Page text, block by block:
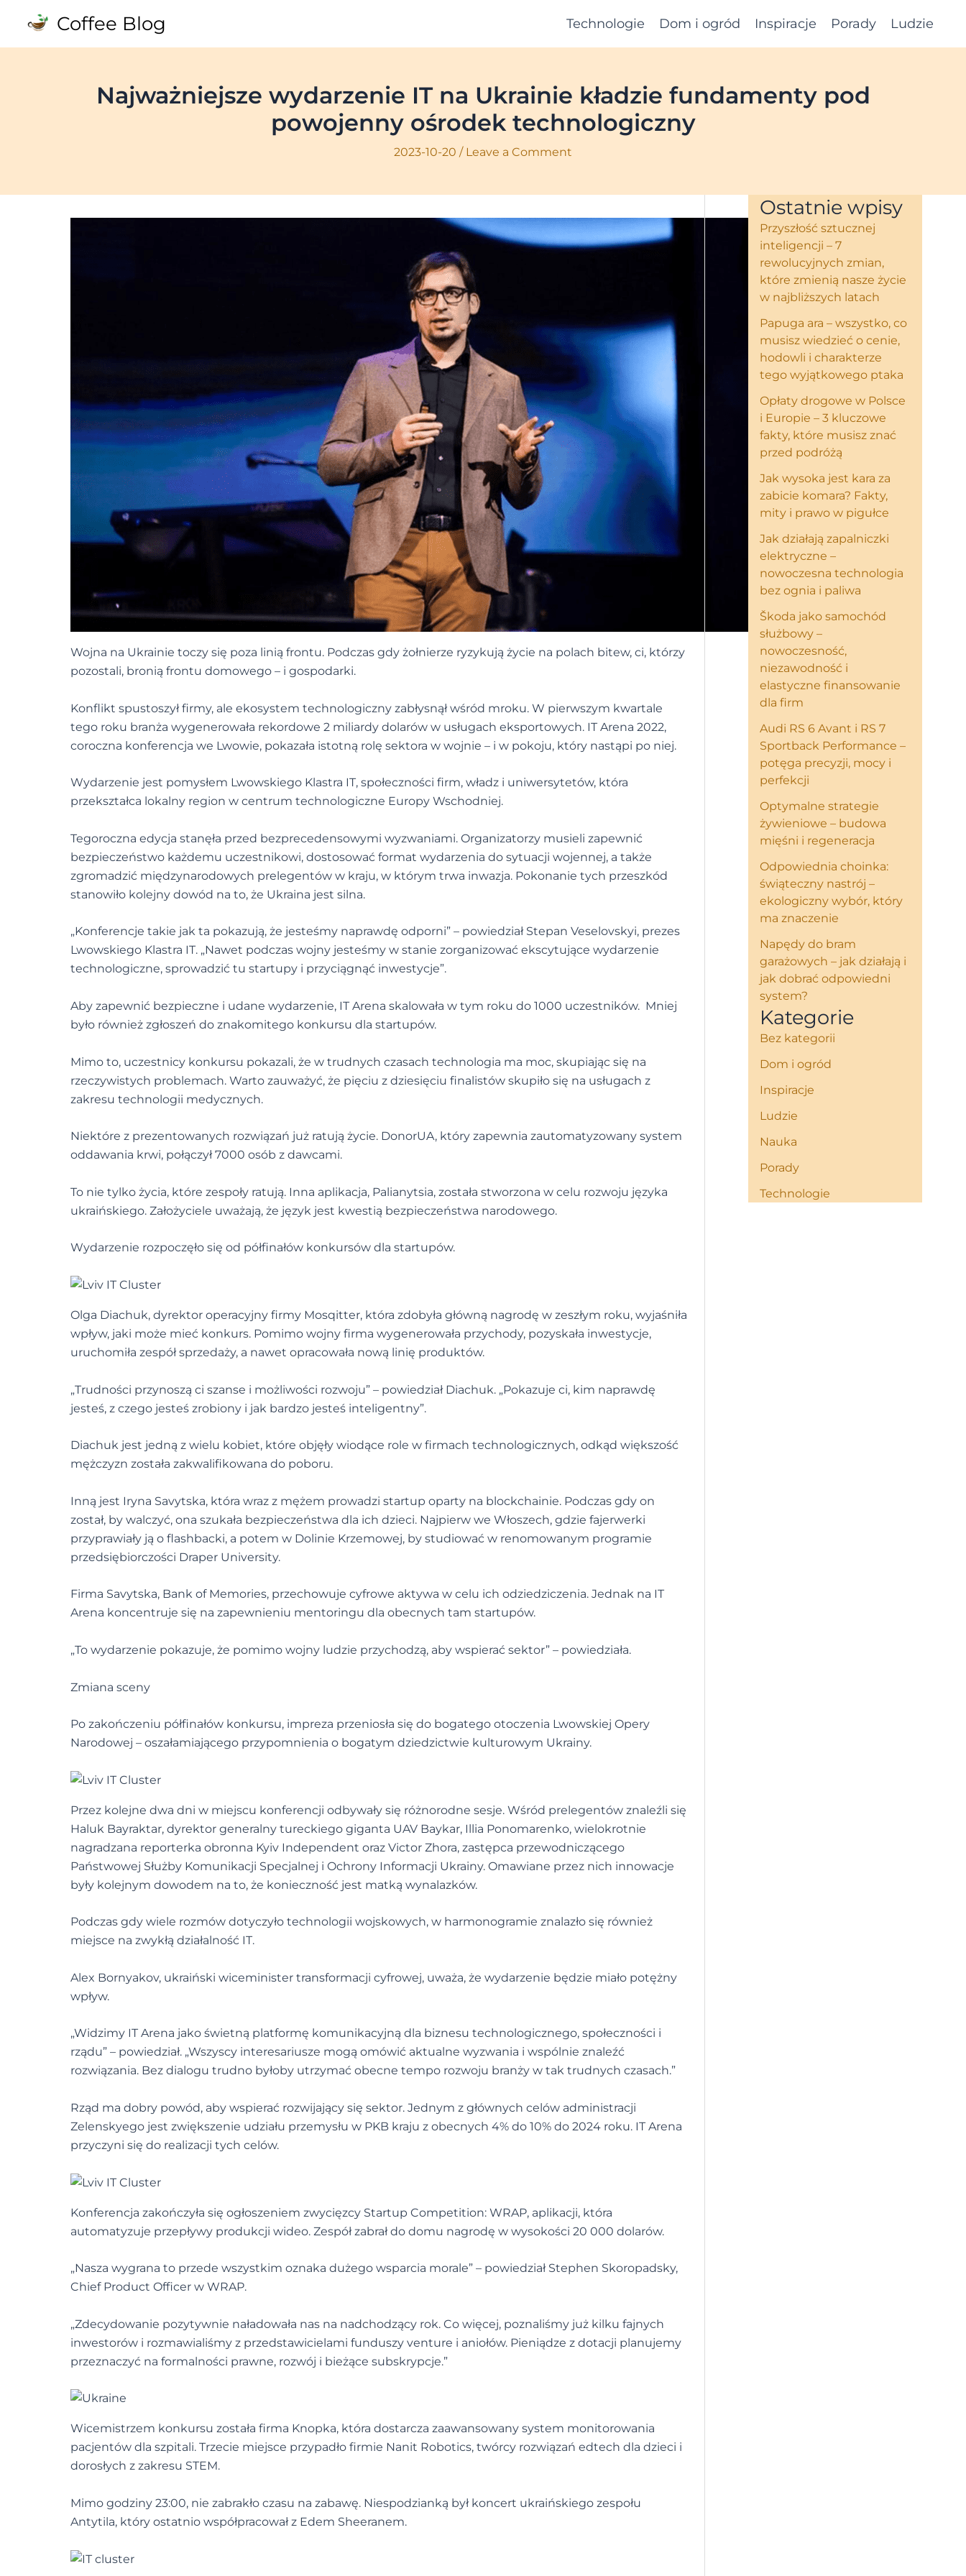
content
Coffee Blog Technologie Dom i ogród Inspiracje Porady Ludzie
Najważniejsze wydarzenie IT na Ukrainie kładzie fundamenty pod
powojenny ośrodek technologiczny
2023-10-20 / Leave a Comment
Wojna na Ukrainie toczy się poza linią frontu. Podczas gdy żołnierze ryzykują życie na polach bitew, ci, którzy
pozostali, bronią frontu domowego – i gospodarki.
Konflikt spustoszył firmy, ale ekosystem technologiczny zabłysnął wśród mroku. W pierwszym kwartale
tego roku branża wygenerowała rekordowe 2 miliardy dolarów w usługach eksportowych. IT Arena 2022,
coroczna konferencja we Lwowie, pokazała istotną rolę sektora w wojnie – i w pokoju, który nastąpi po niej.
Wydarzenie jest pomysłem Lwowskiego Klastra IT, społeczności firm, władz i uniwersytetów, która
przekształca lokalny region w centrum technologiczne Europy Wschodniej.
Tegoroczna edycja stanęła przed bezprecedensowymi wyzwaniami. Organizatorzy musieli zapewnić
bezpieczeństwo każdemu uczestnikowi, dostosować format wydarzenia do sytuacji wojennej, a także
zgromadzić międzynarodowych prelegentów w kraju, w którym trwa inwazja. Pokonanie tych przeszkód
stanowiło kolejny dowód na to, że Ukraina jest silna.
„Konferencje takie jak ta pokazują, że jesteśmy naprawdę odporni” – powiedział Stepan Veselovskyi, prezes
Lwowskiego Klastra IT. „Nawet podczas wojny jesteśmy w stanie zorganizować ekscytujące wydarzenie
technologiczne, sprowadzić tu startupy i przyciągnąć inwestycje”.
Aby zapewnić bezpieczne i udane wydarzenie, IT Arena skalowała w tym roku do 1000 uczestników. Mniej
było również zgłoszeń do znakomitego konkursu dla startupów.
Mimo to, uczestnicy konkursu pokazali, że w trudnych czasach technologia ma moc, skupiając się na
rzeczywistych problemach. Warto zauważyć, że pięciu z dziesięciu finalistów skupiło się na usługach z
zakresu technologii medycznych.
Niektóre z prezentowanych rozwiązań już ratują życie. DonorUA, który zapewnia zautomatyzowany system
oddawania krwi, połączył 7000 osób z dawcami.
To nie tylko życia, które zespoły ratują. Inna aplikacja, Palianytsia, została stworzona w celu rozwoju języka
ukraińskiego. Założyciele uważają, że język jest kwestią bezpieczeństwa narodowego.
Wydarzenie rozpoczęło się od półfinałów konkursów dla startupów.
Olga Diachuk, dyrektor operacyjny firmy Mosqitter, która zdobyła główną nagrodę w zeszłym roku, wyjaśniła
wpływ, jaki może mieć konkurs. Pomimo wojny firma wygenerowała przychody, pozyskała inwestycje,
uruchomiła zespół sprzedaży, a nawet opracowała nową linię produktów.
„Trudności przynoszą ci szanse i możliwości rozwoju” – powiedział Diachuk. „Pokazuje ci, kim naprawdę
jesteś, z czego jesteś zrobiony i jak bardzo jesteś inteligentny”.
Diachuk jest jedną z wielu kobiet, które objęły wiodące role w firmach technologicznych, odkąd większość
mężczyzn została zakwalifikowana do poboru.
Inną jest Iryna Savytska, która wraz z mężem prowadzi startup oparty na blockchainie. Podczas gdy on
został, by walczyć, ona szukała bezpieczeństwa dla ich dzieci. Najpierw we Włoszech, gdzie fajerwerki
przyprawiały ją o flashbacki, a potem w Dolinie Krzemowej, by studiować w renomowanym programie
przedsiębiorczości Draper University.
Firma Savytska, Bank of Memories, przechowuje cyfrowe aktywa w celu ich odziedziczenia. Jednak na IT
Arena koncentruje się na zapewnieniu mentoringu dla obecnych tam startupów.
„To wydarzenie pokazuje, że pomimo wojny ludzie przychodzą, aby wspierać sektor” – powiedziała.
Zmiana sceny
Po zakończeniu półfinałów konkursu, impreza przeniosła się do bogatego otoczenia Lwowskiej Opery
Narodowej – oszałamiającego przypomnienia o bogatym dziedzictwie kulturowym Ukrainy.
Przez kolejne dwa dni w miejscu konferencji odbywały się różnorodne sesje. Wśród prelegentów znaleźli się
Haluk Bayraktar, dyrektor generalny tureckiego giganta UAV Baykar, Illia Ponomarenko, wielokrotnie
nagradzana reporterka obronna Kyiv Independent oraz Victor Zhora, zastępca przewodniczącego
Państwowej Służby Komunikacji Specjalnej i Ochrony Informacji Ukrainy. Omawiane przez nich innowacje
były kolejnym dowodem na to, że konieczność jest matką wynalazków.
Podczas gdy wiele rozmów dotyczyło technologii wojskowych, w harmonogramie znalazło się również
miejsce na zwykłą działalność IT.
Alex Bornyakov, ukraiński wiceminister transformacji cyfrowej, uważa, że wydarzenie będzie miało potężny
wpływ.
„Widzimy IT Arena jako świetną platformę komunikacyjną dla biznesu technologicznego, społeczności i
rządu” – powiedział. „Wszyscy interesariusze mogą omówić aktualne wyzwania i wspólnie znaleźć
rozwiązania. Bez dialogu trudno byłoby utrzymać obecne tempo rozwoju branży w tak trudnych czasach.”
Rząd ma dobry powód, aby wspierać rozwijający się sektor. Jednym z głównych celów administracji
Zelenskyego jest zwiększenie udziału przemysłu w PKB kraju z obecnych 4% do 10% do 2024 roku. IT Arena
przyczyni się do realizacji tych celów.
Konferencja zakończyła się ogłoszeniem zwycięzcy Startup Competition: WRAP, aplikacji, która
automatyzuje przepływy produkcji wideo. Zespół zabrał do domu nagrodę w wysokości 20 000 dolarów.
„Nasza wygrana to przede wszystkim oznaka dużego wsparcia morale” – powiedział Stephen Skoropadsky,
Chief Product Officer w WRAP.
„Zdecydowanie pozytywnie naładowała nas na nadchodzący rok. Co więcej, poznaliśmy już kilku fajnych
inwestorów i rozmawialiśmy z przedstawicielami funduszy venture i aniołów. Pieniądze z dotacji planujemy
przeznaczyć na formalności prawne, rozwój i bieżące subskrypcje.”
Wicemistrzem konkursu została firma Knopka, która dostarcza zaawansowany system monitorowania
pacjentów dla szpitali. Trzecie miejsce przypadło firmie Nanit Robotics, twórcy rozwiązań edtech dla dzieci i
dorosłych z zakresu STEM.
Mimo godziny 23:00, nie zabrakło czasu na zabawę. Niespodzianką był koncert ukraińskiego zespołu
Antytila, który ostatnio współpracował z Edem Sheeranem.
Ostatnie wpisy
Przyszłość sztucznej
inteligencji – 7
rewolucyjnych zmian,
które zmienią nasze życie
w najbliższych latach
Papuga ara – wszystko, co
musisz wiedzieć o cenie,
hodowli i charakterze
tego wyjątkowego ptaka
Opłaty drogowe w Polsce
i Europie – 3 kluczowe
fakty, które musisz znać
przed podróżą
Jak wysoka jest kara za
zabicie komara? Fakty,
mity i prawo w pigułce
Jak działają zapalniczki
elektryczne –
nowoczesna technologia
bez ognia i paliwa
Škoda jako samochód
służbowy –
nowoczesność,
niezawodność i
elastyczne finansowanie
dla firm
Audi RS 6 Avant i RS 7
Sportback Performance –
potęga precyzji, mocy i
perfekcji
Optymalne strategie
żywieniowe – budowa
mięśni i regeneracja
Odpowiednia choinka:
świąteczny nastrój –
ekologiczny wybór, który
ma znaczenie
Napędy do bram
garażowych – jak działają i
jak dobrać odpowiedni
system?
Kategorie
Bez kategorii
Dom i ogród
Inspiracje
Ludzie
Nauka
Porady
Technologie